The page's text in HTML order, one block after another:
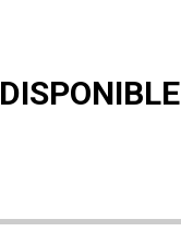
DISPONIBLE